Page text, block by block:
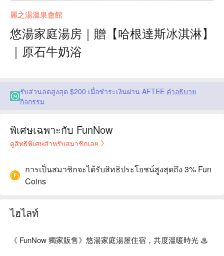
麗之湯溫泉會館
悠湯家庭湯房｜贈【哈根達斯冰淇淋】
｜原石牛奶浴
รับส่วนลดสูงสุด $200 เมื่อชำระเงินผ่าน AFTEE คำอธิบาย
กิจกรรม
พิเศษเฉพาะกับ FunNow
ดูสิทธิพิเศษสำหรับสมาชิกเลย
การเป็นสมาชิกจะได้รับสิทธิประโยชน์สูงสุดถึง 3% Fun
Coins
ไฮไลท์
《 FunNow 獨家販售》悠湯家庭湯屋住宿，共度溫暖時光 ♨️